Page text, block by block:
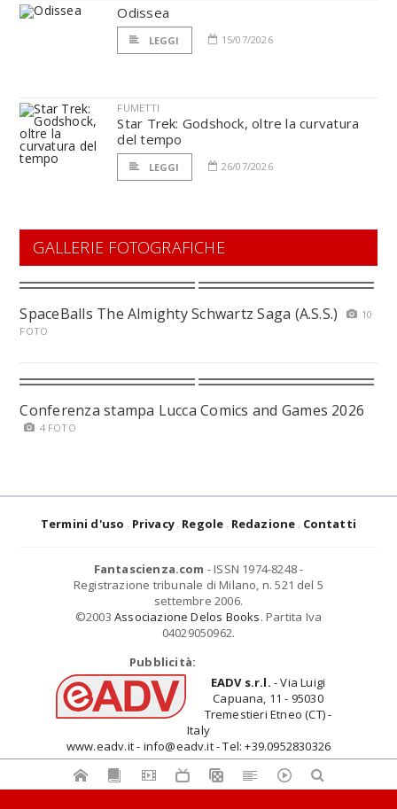
Odissea
LEGGI 15/07/2026
FUMETTI
Star Trek: Godshock, oltre la curvatura
del tempo
LEGGI 26/07/2026
GALLERIE FOTOGRAFICHE
SpaceBalls The Almighty Schwartz Saga (A.S.S.)
10
FOTO
Conferenza stampa Lucca Comics and Games 2026
4 FOTO
Termini d'uso Privacy Regole Redazione Contatti
Fantascienza.com - ISSN 1974-8248 -
Registrazione tribunale di Milano, n. 521 del 5
settembre 2006.
©2003 Associazione Delos Books. Partita Iva
04029050962.
Pubblicità:
EADV s.r.l. - Via Luigi
Capuana, 11 - 95030
Tremestieri Etneo (CT) -
Italy
www.eadv.it - info@eadv.it - Tel: +39.0952830326